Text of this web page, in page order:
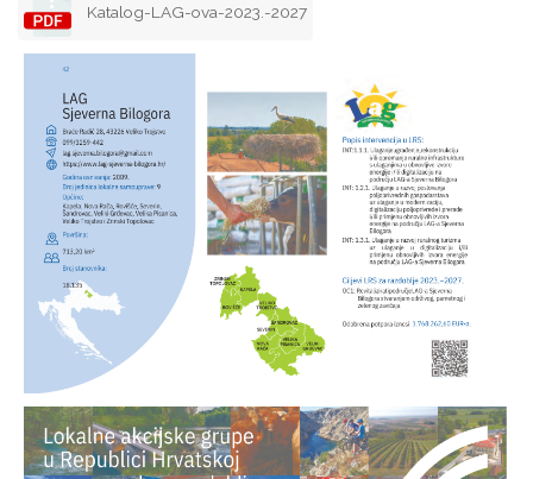
Katalog-LAG-ova-2023.-2027